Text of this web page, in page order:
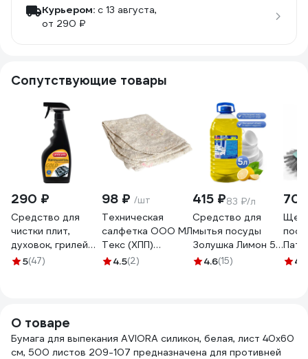
Курьером: c 13 августа,
от 290 ₽
Сопутствующие товары
290 ₽
Средство для
чистки плит,
духовок, грилей
от жира/нагара
5(47)
98 ₽ /шт
Техническая
салфетка ООО МЛ
Текс (ХПП)
80x100 см, серая,
4.5(2)
415 ₽83 ₽/л
Средство для
мытья посуды
Золушка Лимон 5
л бутылка ПЭТ
4.6(15)
70
4.5
О товаре
Бумага для выпекания AVIORA силикон, белая, лист 40х60
см, 500 листов 209-107 предназначена для противней